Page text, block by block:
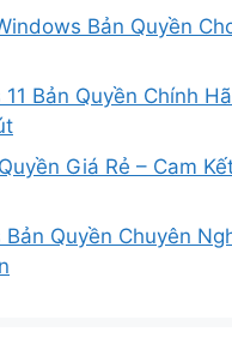
Bản Quyền
Bản Quyền Chính
Giá Rẻ – Cam
Quyền Chuyên